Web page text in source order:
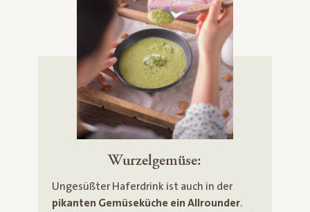
Wurzelgemüse:
Ungesüßter Haferdrink ist auch in der
pikanten Gemüseküche ein Allrounder.